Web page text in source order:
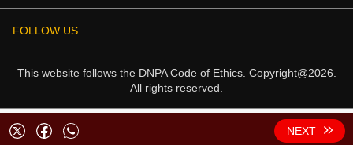
NEXT
FOLLOW US
This website follows the DNPA Code of Ethics. Copyright@2026.
All rights reserved.